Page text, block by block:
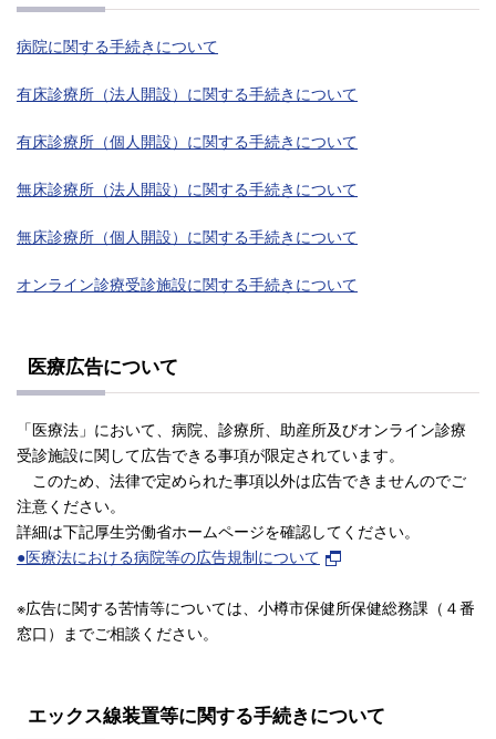
病院に関する手続きについて
有床診療所（法人開設）に関する手続きについて
有床診療所（個人開設）に関する手続きについて
無床診療所（法人開設）に関する手続きについて
無床診療所（個人開設）に関する手続きについて
オンライン診療受診施設に関する手続きについて
医療広告について
「医療法」において、病院、診療所、助産所及びオンライン診療
受診施設に関して広告できる事項が限定されています。
このため、法律で定められた事項以外は広告できませんのでご
注意ください。
詳細は下記厚生労働省ホームページを確認してください。
●医療法における病院等の広告規制について
※広告に関する苦情等については、小樽市保健所保健総務課（４番
窓口）までご相談ください。
エックス線装置等に関する手続きについて